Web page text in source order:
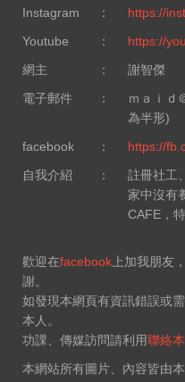
Instagram
：
https://
Youtube
：
https://
網主
：
謝智傑
電子郵件
：
ｍａｉｄ
為半形)
facebook
：
https://
自我介紹
：
註冊社工
家中沒有
CAFE，
歡迎在facebook 上加我朋友
謝。
如發現本網頁有資訊錯誤或
本人。
功課、傳媒訪問請利用聯絡
本網站所有圖片、內容皆由